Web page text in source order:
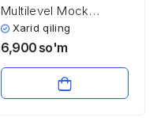
Multilevel Mock
testiga tayyorlanish
uchun reading test
Xarid qiling
6,900 so'm